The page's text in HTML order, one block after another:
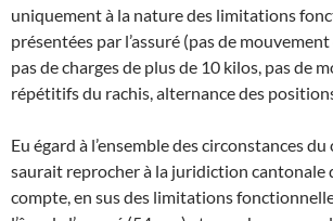
uniquement à la nature des limitations
présentées par l’assuré (pas de
pas de charges de plus de 10 kilos, pas de
répétitifs du rachis, alternance des
Eu égard à l’ensemble des circonstances du
saurait reprocher à la juridiction cantonale
compte, en sus des limitations